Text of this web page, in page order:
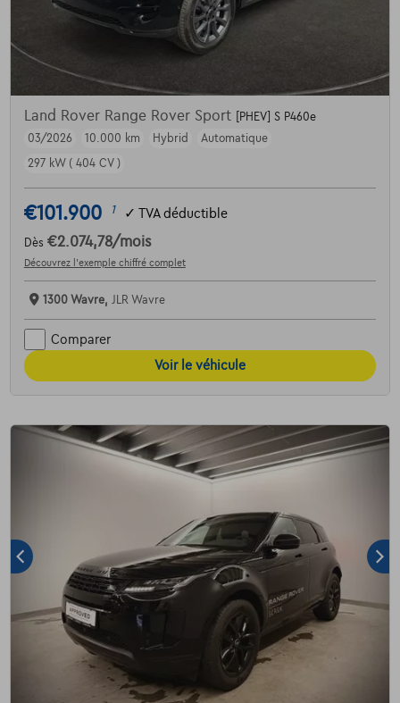
Land Rover Range Rover Sport
[PHEV] S P460e
03/2026
10.000 km Hybrid
Automatique
297 kW ( 404 CV )
€101.900 1 ✓ TVA déductible
Dès €2.074,78/mois
Découvrez l’exemple chiffré complet
1300 Wavre, JLR Wavre
Comparer
Voir le véhicule